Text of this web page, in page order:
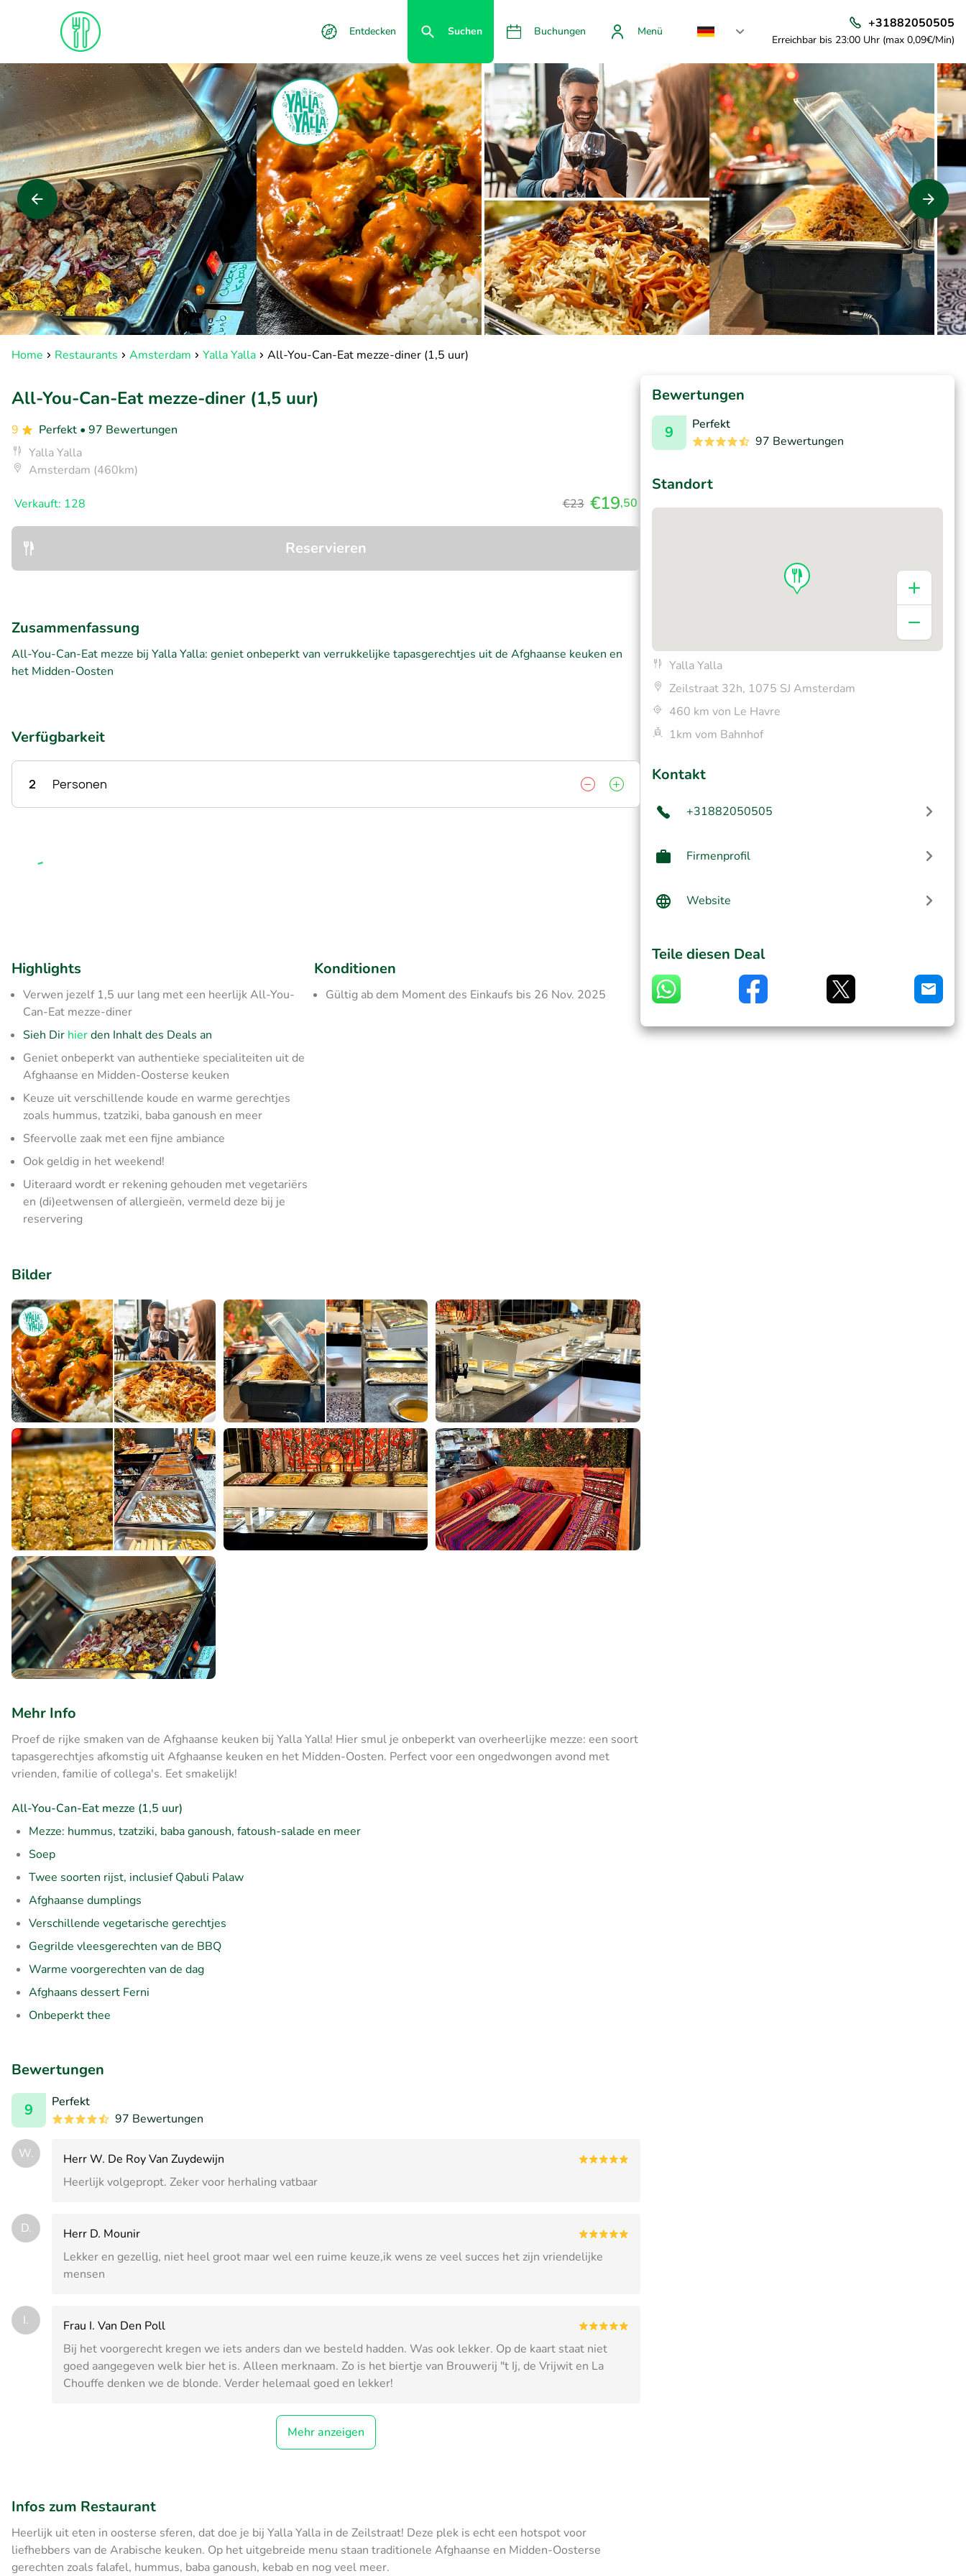
Entdecken Suchen Buchungen Menü
+31882050505
Erreichbar bis 23:00 Uhr (max 0,09€/Min)
Home Restaurants Amsterdam Yalla Yalla All-You-Can-Eat mezze-diner (1,5 uur)
All-You-Can-Eat mezze-diner (1,5 uur)
9 Perfekt • 97 Bewertungen
Yalla Yalla
Amsterdam (460km)
Verkauft: 128 €23 €19,50
Reservieren
Zusammenfassung
All-You-Can-Eat mezze bij Yalla Yalla: geniet onbeperkt van verrukkelijke tapasgerechtjes uit de Afghaanse keuken en
het Midden-Oosten
Verfügbarkeit
2 Personen
Highlights
Verwen jezelf 1,5 uur lang met een heerlijk All-You-
Can-Eat mezze-diner
Sieh Dir hierden Inhalt des Deals an
Geniet onbeperkt van authentieke specialiteiten uit de
Afghaanse en Midden-Oosterse keuken
Keuze uit verschillende koude en warme gerechtjes
zoals hummus, tzatziki, baba ganoush en meer
Sfeervolle zaak met een fijne ambiance
Ook geldig in het weekend!
Uiteraard wordt er rekening gehouden met vegetariërs
en (di)eetwensen of allergieën, vermeld deze bij je
reservering
Konditionen
Gültig ab dem Moment des Einkaufs bis 26 Nov. 2025
Bilder
Mehr Info
Proef de rijke smaken van de Afghaanse keuken bij Yalla Yalla! Hier smul je onbeperkt van overheerlijke mezze: een soort
tapasgerechtjes afkomstig uit Afghaanse keuken en het Midden-Oosten. Perfect voor een ongedwongen avond met
vrienden, familie of collega's. Eet smakelijk!
All-You-Can-Eat mezze (1,5 uur)
Mezze: hummus, tzatziki, baba ganoush, fatoush-salade en meer
Soep
Twee soorten rijst, inclusief Qabuli Palaw
Afghaanse dumplings
Verschillende vegetarische gerechtjes
Gegrilde vleesgerechten van de BBQ
Warme voorgerechten van de dag
Afghaans dessert Ferni
Onbeperkt thee
Bewertungen
9
Perfekt
97 Bewertungen
W.
Herr W. De Roy Van Zuydewijn
Heerlijk volgepropt. Zeker voor herhaling vatbaar
D.
Herr D. Mounir
Lekker en gezellig, niet heel groot maar wel een ruime keuze,ik wens ze veel succes het zijn vriendelijke
mensen
I.
Frau I. Van Den Poll
Bij het voorgerecht kregen we iets anders dan we besteld hadden. Was ook lekker. Op de kaart staat niet
goed aangegeven welk bier het is. Alleen merknaam. Zo is het biertje van Brouwerij "t Ij, de Vrijwit en La
Chouffe denken we de blonde. Verder helemaal goed en lekker!
Mehr anzeigen
Infos zum Restaurant
Heerlijk uit eten in oosterse sferen, dat doe je bij Yalla Yalla in de Zeilstraat! Deze plek is echt een hotspot voor
liefhebbers van de Arabische keuken. Op het uitgebreide menu staan traditionele Afghaanse en Midden-Oosterse
gerechten zoals falafel, hummus, baba ganoush, kebab en nog veel meer.
Bewertungen
9
Perfekt
97 Bewertungen
Standort
Yalla Yalla
Zeilstraat 32h, 1075 SJ Amsterdam
460 km von Le Havre
1km vom Bahnhof
Kontakt
+31882050505
Firmenprofil
Website
Teile diesen Deal